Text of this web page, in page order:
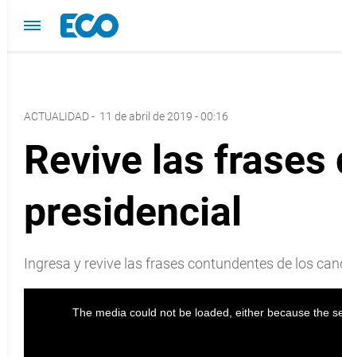
ACTUALIDAD- 11 de abril de 2019 - 00:16
Revive las
presidencial
Ingresa y revive las frases contundentes de los
The media could not be loaded, either because the